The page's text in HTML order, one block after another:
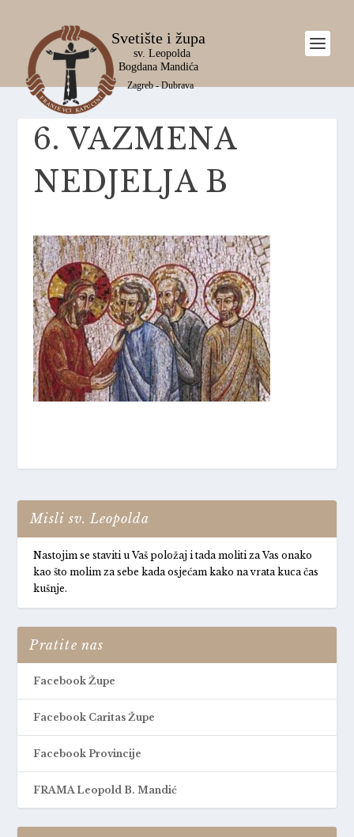
6. VAZMENA
NEDJELJA B
Misli sv. Leopolda
Nastojim se staviti u Vaš položaj i tada moliti za Vas onako
kao što molim za sebe kada osjećam kako na vrata kuca čas
kušnje.
Pratite nas
Facebook Župe
Facebook Caritas Župe
Facebook Provincije
FRAMA Leopold B. Mandić